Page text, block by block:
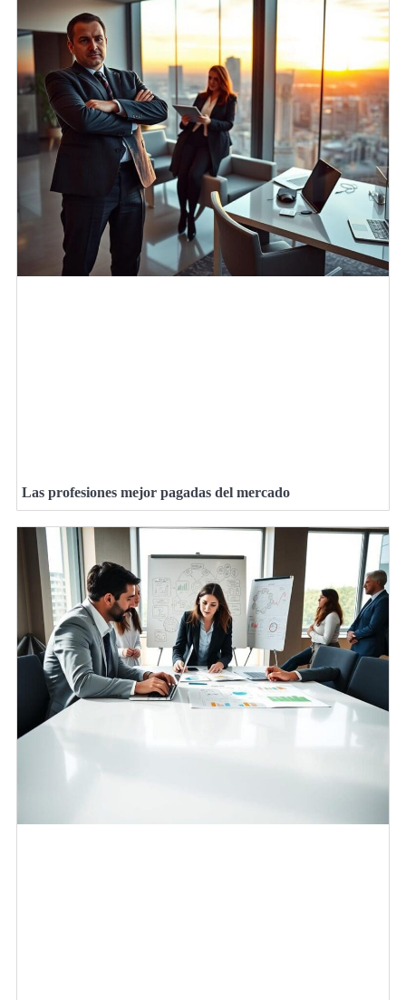
Las profesiones mejor pagadas del mercado